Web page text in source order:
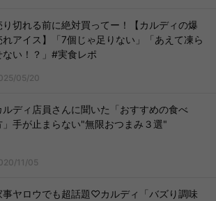
り切れる前に絶対買ってー！【カルディの爆
れアイス】「7個じゃ足りない」「あえて凍ら
ない！？」#実食レポ
05/20
ルディ店員さんに聞いた「おすすめの食べ
」手が止まらない"無限おつまみ３選"
11/05
事ヤロウでも超話題♡カルディ「バズり調味